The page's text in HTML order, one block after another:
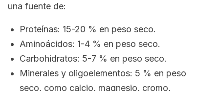
una fuente de:
Proteínas: 15-20 % en peso seco.
Aminoácidos: 1-4 % en peso seco.
Carbohidratos: 5-7 % en peso seco.
Minerales y oligoelementos: 5 % en peso
seco, como calcio, magnesio, cromo,